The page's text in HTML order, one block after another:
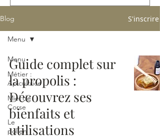
Blog S'inscrire
Menu
Métier :
Apicultrice
Miel de
Corse
Le
pollen
Menu
Guide complet sur
la propolis :
Découvrez ses
bienfaits et
utilisations